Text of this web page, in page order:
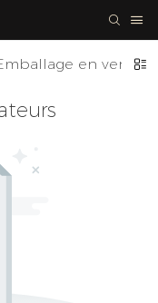
en verre